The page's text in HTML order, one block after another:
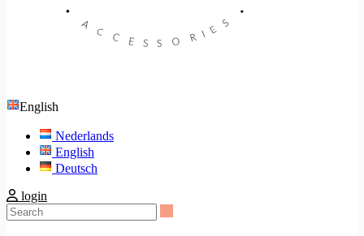
English
Nederlands
English
Deutsch
login